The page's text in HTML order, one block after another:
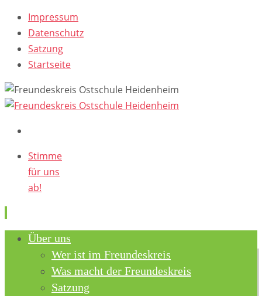
Impressum
Datenschutz
Satzung
Startseite
Stimme
für uns
ab!
Skip Über uns
Wer ist im Freundeskreis
Was macht der Freundeskreis
Satzung